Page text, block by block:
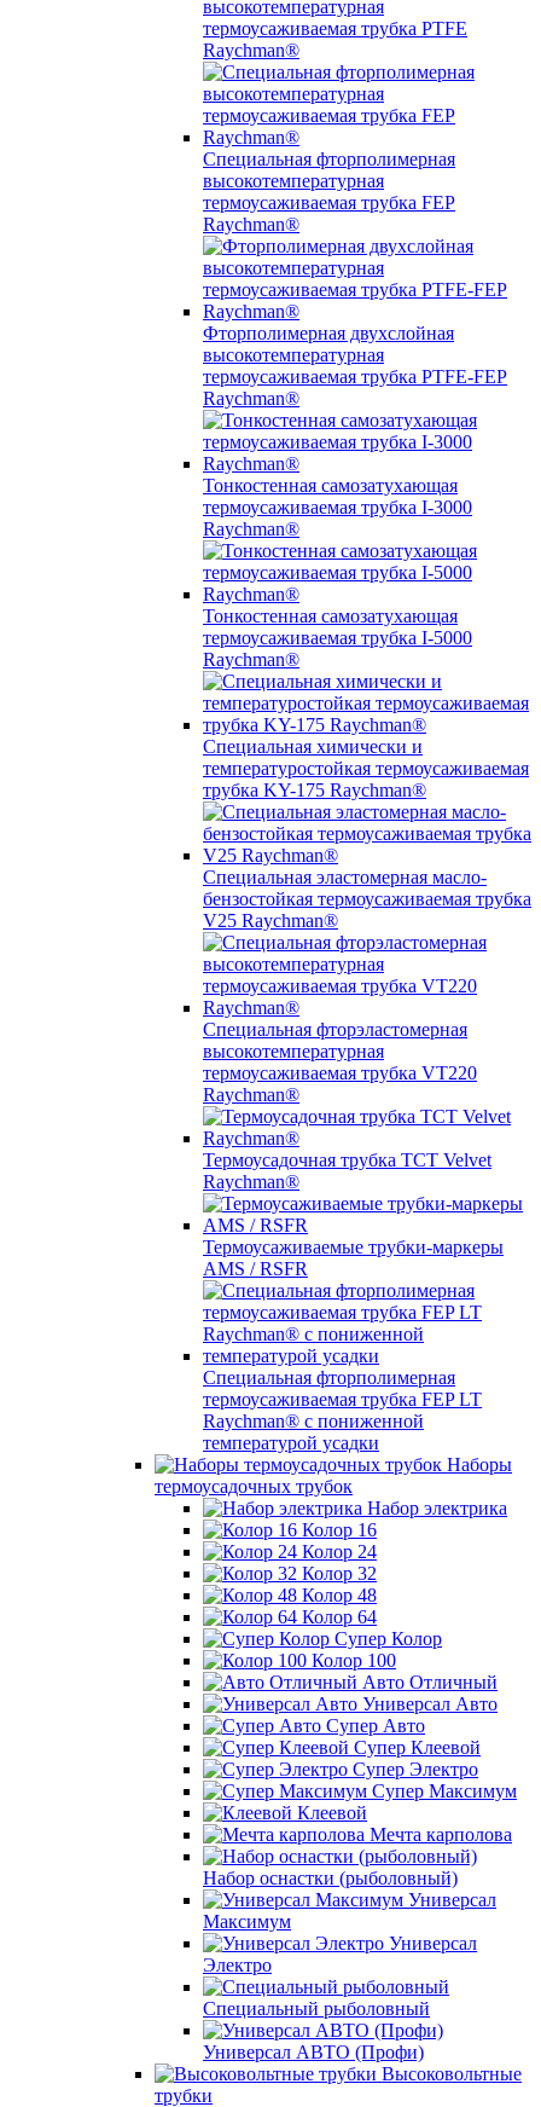
высокотемпературная
термоусаживаемая трубка PTFE
Raychman®
Специальная фторполимерная
высокотемпературная
термоусаживаемая трубка FEP
Raychman®
Фторполимерная двухслойная
высокотемпературная
термоусаживаемая трубка PTFE-FEP
Raychman®
Тонкостенная самозатухающая
термоусаживаемая трубка I-3000
Raychman®
Тонкостенная самозатухающая
термоусаживаемая трубка I-5000
Raychman®
Специальная химически и
температуростойкая термоусаживаемая
трубка KY-175 Raychman®
Специальная эластомерная масло-
бензостойкая термоусаживаемая трубка
V25 Raychman®
Специальная фторэластомерная
высокотемпературная
термоусаживаемая трубка VT220
Raychman®
Термоусадочная трубка TCT Velvet
Raychman®
Термоусаживаемые трубки-маркеры
AMS / RSFR
Специальная фторполимерная
термоусаживаемая трубка FEP LT
Raychman® с пониженной
температурой усадки
Наборы
термоусадочных трубок
Набор электрика
Колор 16
Колор 24
Колор 32
Колор 48
Колор 64
Супер Колор
Колор 100
Авто Отличный
Универсал Авто
Супер Авто
Супер Клеевой
Супер Электро
Супер Максимум
Клеевой
Мечта карполова
Набор оснастки (рыболовный)
Универсал
Максимум
Универсал
Электро
Специальный рыболовный
Универсал АВТО (Профи)
Высоковольтные
трубки